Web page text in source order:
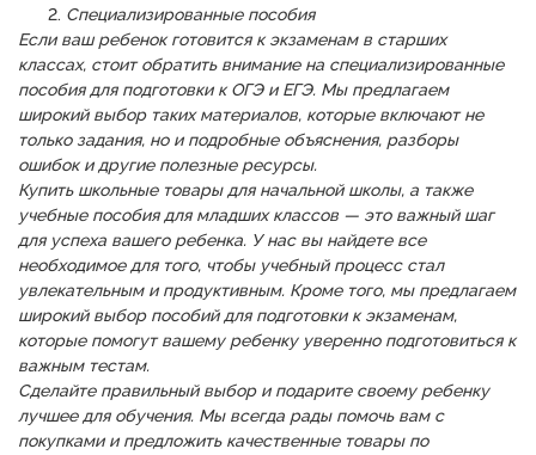
Специализированные пособия
Если ваш ребенок готовится к экзаменам в старших
классах, стоит обратить внимание на специализированные
пособия для подготовки к ОГЭ и ЕГЭ. Мы предлагаем
широкий выбор таких материалов, которые включают не
только задания, но и подробные объяснения, разборы
ошибок и другие полезные ресурсы.
Купить школьные товары для начальной школы, а также
учебные пособия для младших классов — это важный шаг
для успеха вашего ребенка. У нас вы найдете все
необходимое для того, чтобы учебный процесс стал
увлекательным и продуктивным. Кроме того, мы предлагаем
широкий выбор пособий для подготовки к экзаменам,
которые помогут вашему ребенку уверенно подготовиться к
важным тестам.
Сделайте правильный выбор и подарите своему ребенку
лучшее для обучения. Мы всегда рады помочь вам с
покупками и предложить качественные товары по